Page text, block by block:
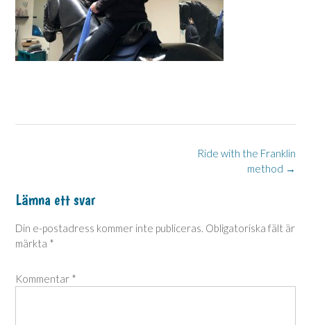
navigation
Ride with the Franklin
method →
Lämna ett svar
Din e-postadress kommer inte publiceras. Obligatoriska fält är
märkta *
Kommentar *